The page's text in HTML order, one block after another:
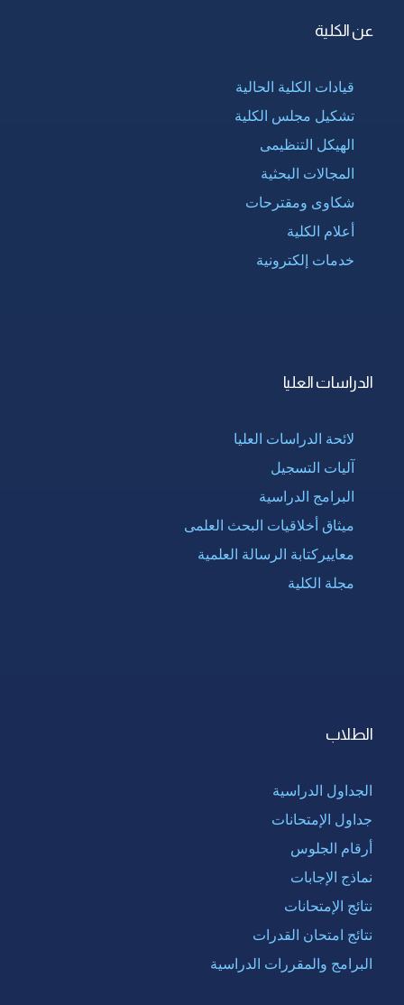
عن الكلية
قيادات الكلية الحالية
تشكيل مجلس الكلية
الهيكل التنظيمى
المجالات البحثية
شكاوى ومقترحات
أعلام الكلية
خدمات إلكترونية
الدراسات العليا
لائحة الدراسات العليا
آليات التسجيل
البرامج الدراسية
ميثاق أخلاقيات البحث العلمى
معاييركتابة الرسالة العلمية
مجلة الكلية
الطلاب
الجداول الدراسية
جداول الإمتحانات
أرقام الجلوس
نماذج الإجابات
نتائج الإمتحانات
نتائج امتحان القدرات
البرامج والمقررات الدراسية